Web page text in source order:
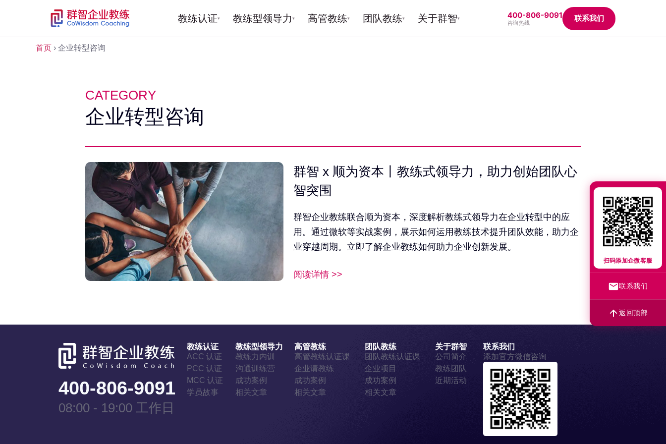
教练认证▾ 教练型领导力 ▾ 高管教练▾ 团队教练▾ 关于群智▾ 400-806-9091
咨询热线 联系我们
首页 › 企业转型咨询
CATEGORY
企业转型咨询
群智 x 顺为资本丨教练式领导力，助力创始团队心
智突围
群智企业教练联合顺为资本，深度解析教练式领导力在企业转型中的应
用。通过微软等实战案例，展示如何运用教练技术提升团队效能，助力企
业穿越周期。立即了解企业教练如何助力企业创新发展。
阅读详情 >>
400-806-9091
08:00 - 19:00 工作日
教练认证
ACC 认证
PCC 认证
MCC 认证
学员故事
教练型领导力
教练力内训
沟通训练营
成功案例
相关文章
高管教练
高管教练认证课
企业请教练
成功案例
相关文章
团队教练
团队教练认证课
企业项目
成功案例
相关文章
关于群智
公司简介
教练团队
近期活动
联系我们
添加官方微信咨询
扫码添加企微客服
联系我们
返回顶部